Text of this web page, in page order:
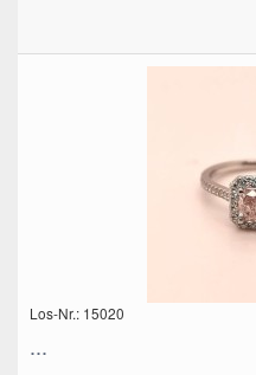
Los-Nr.: 15020
...